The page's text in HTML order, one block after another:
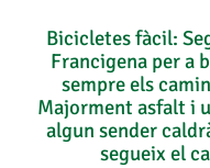
Bicicletes fàcil:
Francigena per a
sempre els
Majorment asfalt i
algun sender
segueix el